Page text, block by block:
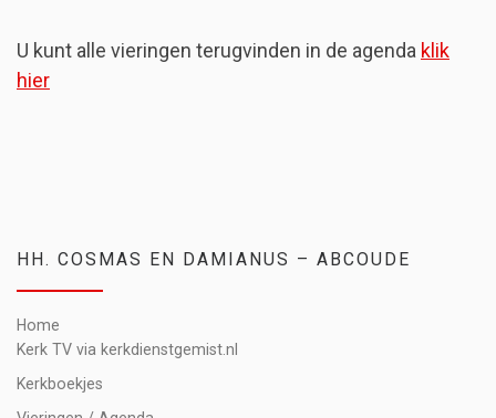
U kunt alle vieringen terugvinden in de agenda klik
hier
HH. COSMAS EN DAMIANUS – ABCOUDE
Home
Kerk TV via kerkdienstgemist.nl
Kerkboekjes